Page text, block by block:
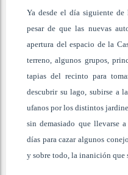
Ya desde el día siguiente
pesar de que las nuevas
apertura del espacio de la
terreno, algunos grupos,
tapias del recinto para
descubrir su lago, subirse a
ufanos por los distintos
sin demasiado que llevarse
días para cazar algunos
y sobre todo, la inanición que